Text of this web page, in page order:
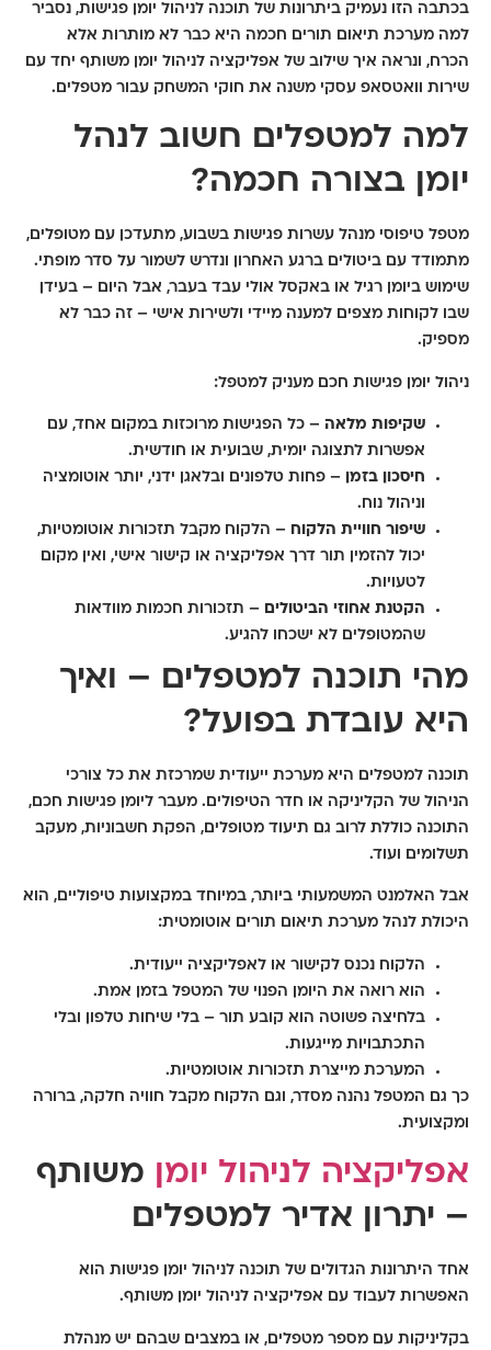
בכתבה הזו נעמיק ביתרונות של תוכנה לניהול יומן פגישות, נסביר
למה מערכת תיאום תורים חכמה היא כבר לא מותרות אלא
הכרח, ונראה איך שילוב של אפליקציה לניהול יומן משותף יחד עם
שירות וואטסאפ עסקי משנה את חוקי המשחק עבור מטפלים.
למה למטפלים חשוב לנהל
יומן בצורה חכמה?
מטפל טיפוסי מנהל עשרות פגישות בשבוע, מתעדכן עם מטופלים,
מתמודד עם ביטולים ברגע האחרון ונדרש לשמור על סדר מופתי.
שימוש ביומן רגיל או באקסל אולי עבד בעבר, אבל היום – בעידן
שבו לקוחות מצפים למענה מיידי ולשירות אישי – זה כבר לא
מספיק.
ניהול יומן פגישות חכם מעניק למטפל:
שקיפות מלאה – כל הפגישות מרוכזות במקום אחד, עם
אפשרות לתצוגה יומית, שבועית או חודשית.
חיסכון בזמן
– פחות טלפונים ובלאגן ידני, יותר אוטומציה
וניהול נוח.
שיפור חוויית הלקוח
– הלקוח מקבל תזכורות אוטומטיות,
יכול להזמין תור דרך אפליקציה או קישור אישי, ואין מקום
לטעויות.
הקטנת אחוזי הביטולים
– תזכורות חכמות מוודאות
שהמטופלים לא ישכחו להגיע.
מהי תוכנה למטפלים – ואיך
היא עובדת בפועל?
תוכנה למטפלים היא מערכת ייעודית שמרכזת את כל צורכי
הניהול של הקליניקה או חדר הטיפולים. מעבר ליומן פגישות חכם,
התוכנה כוללת לרוב גם תיעוד מטופלים, הפקת חשבוניות, מעקב
תשלומים ועוד.
אבל האלמנט המשמעותי ביותר, במיוחד במקצועות טיפוליים, הוא
היכולת לנהל מערכת תיאום תורים אוטומטית:
הלקוח נכנס לקישור או לאפליקציה ייעודית.
הוא רואה את היומן הפנוי של המטפל בזמן אמת.
בלחיצה פשוטה הוא קובע תור – בלי שיחות טלפון ובלי
התכתבויות מייגעות.
המערכת מייצרת תזכורות אוטומטיות.
כך גם המטפל נהנה מסדר, וגם הלקוח מקבל חוויה חלקה, ברורה
ומקצועית.
אפליקציה לניהול יומן משותף
– יתרון אדיר למטפלים
אחד היתרונות הגדולים של תוכנה לניהול יומן פגישות הוא
האפשרות לעבוד עם אפליקציה לניהול יומן משותף.
בקליניקות עם מספר מטפלים, או במצבים שבהם יש מנהלת